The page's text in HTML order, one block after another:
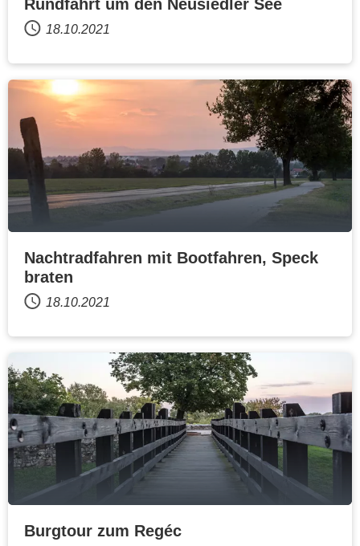
Rundfahrt um den Neusiedler See
18.10.2021
Nachtradfahren mit Bootfahren, Speck
braten
18.10.2021
Burgtour zum Regéc